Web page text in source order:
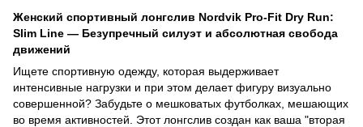
Женский спортивный лонгслив Nordvik Pro-Fit Dry Run:
Slim Line — Безупречный силуэт и абсолютная свобода
движений
Ищете спортивную одежду, которая выдерживает
интенсивные нагрузки и при этом делает фигуру визуально
совершенной? Забудьте о мешковатых футболках, мешающих
во время активностей. Этот лонгслив создан как ваша "вторая